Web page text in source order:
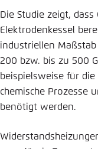
Die Studie zeigt,
Elektrodenkessel
industriellen
200 bzw. bis zu 500
beispielsweise für
chemische Prozesse
benötigt werden.